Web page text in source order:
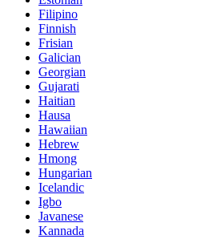
Filipino
Finnish
Frisian
Galician
Georgian
Gujarati
Haitian
Hausa
Hawaiian
Hebrew
Hmong
Hungarian
Icelandic
Igbo
Javanese
Kannada